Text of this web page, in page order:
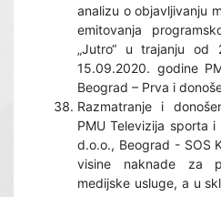
analizu o objavljivanju
emitovanja
„Jutro“ u trajanju od
15.09.2020. godine
Beograd – Prva i
Razmatranje i
PMU Televizija sporta
d.o.o., Beograd - SOS
visine naknade za
medijske usluge, a u